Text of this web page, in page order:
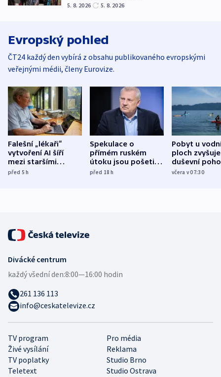
5. 8. 2026 5. 8. 2026
Evropský pohled
ČT24 každý den vybírá z obsahu publikovaného evropskými
veřejnými médii, členy Eurovize.
Falešní „lékaři“
vytvoření AI šíří
mezi staršími
Poláky nebezpečné
před 5h
Spekulace o
přímém ruském
útoku jsou pošetilé,
míní estonský
před 18h
Pobyt u
ploch zvyšuje
duševní
ukázala
včera v 07:30
TV program
Pro média
Živé vysílání
Reklama
TV poplatky
Studio Brno
Teletext
Studio Ostrava
Divácké centrum
každý všední den:8:00—16:00 hodin
261 136 113
info@ceskatelevize.cz